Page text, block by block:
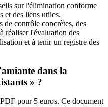
sur l'élimination conforme
et des liens utiles.
de contrôle concrètes, des
réaliser l'évaluation des
et à tenir un registre des
dans la
» ?
pour 5 euros. Ce document